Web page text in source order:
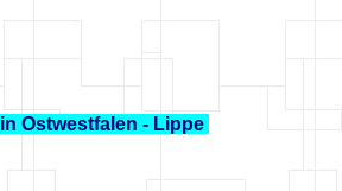
in Ostwestfalen - Lippe